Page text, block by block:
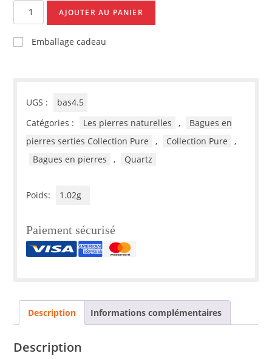
quantité
de
Bague
mm,
Pure"
AJOUTER AU PANIER
Emballage cadeau
UGS :
bas4.5
Catégories :
Les pierres naturelles ,
Bagues en
pierres serties Collection Pure
, Collection Pure
,
Bagues en pierres
, Quartz
Poids: 1.02g
Paiement sécurisé
Description Informations complémentaires
Description